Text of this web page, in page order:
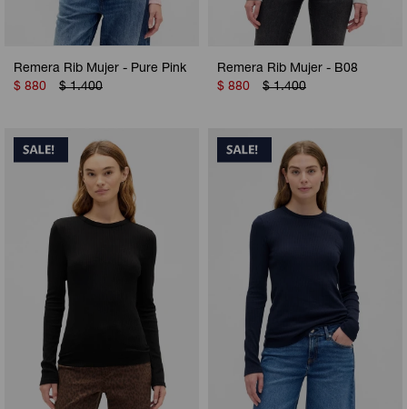
Remera Rib Mujer - Pure Pink
$ 880 $ 1.400
Remera Rib Mujer - B08
$ 880 $ 1.400